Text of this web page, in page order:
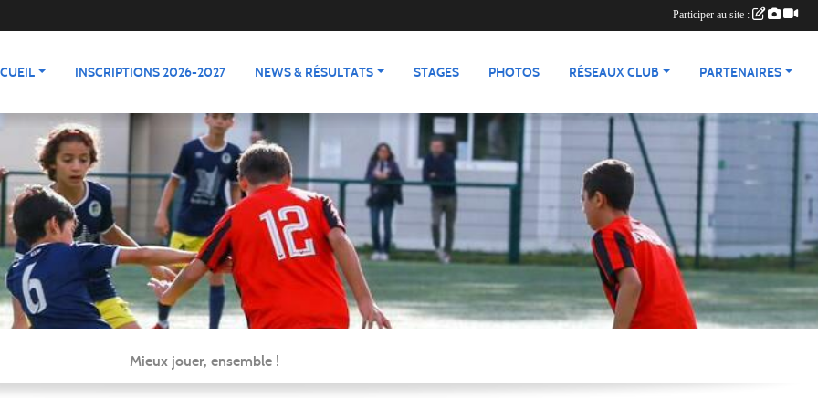
INSCRIPTIONS 2026-2027 NEWS & RÉSULTATS STAGES PHOTOS RÉSEAUX CLUB PARTENAIRES
Mieux jouer, ensemble !
Participer au site :